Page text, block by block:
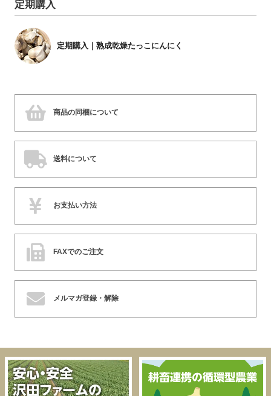
定期購入
定期購入｜熟成乾燥たっこにんにく
商品の同梱について
送料について
お支払い方法
FAXでのご注文
メルマガ登録・解除